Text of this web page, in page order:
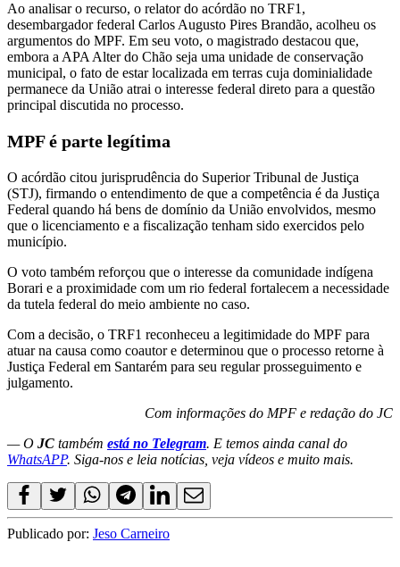
Ao analisar o recurso, o relator do acórdão no TRF1,
desembargador federal Carlos Augusto Pires Brandão, acolheu os
argumentos do MPF. Em seu voto, o magistrado destacou que,
embora a APA Alter do Chão seja uma unidade de conservação
municipal, o fato de estar localizada em terras cuja dominialidade
permanece da União atrai o interesse federal direto para a questão
principal discutida no processo.
MPF é parte legítima
O acórdão citou jurisprudência do Superior Tribunal de Justiça
(STJ), firmando o entendimento de que a competência é da Justiça
Federal quando há bens de domínio da União envolvidos, mesmo
que o licenciamento e a fiscalização tenham sido exercidos pelo
município.
O voto também reforçou que o interesse da comunidade indígena
Borari e a proximidade com um rio federal fortalecem a necessidade
da tutela federal do meio ambiente no caso.
Com a decisão, o TRF1 reconheceu a legitimidade do MPF para
atuar na causa como coautor e determinou que o processo retorne à
Justiça Federal em Santarém para seu regular prosseguimento e
julgamento.
Com informações do MPF e redação do JC
— O JC também está no Telegram. E temos ainda canal do
WhatsAPP. Siga-nos e leia notícias, veja vídeos e muito mais.
Publicado por: Jeso Carneiro